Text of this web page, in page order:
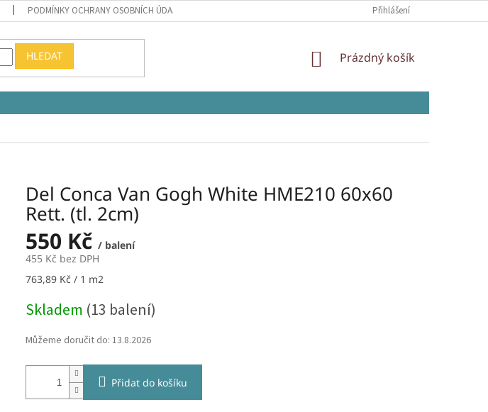
PODMÍNKY OCHRANY OSOBNÍCH ÚDAJŮ Přihlášení
HLEDAT
NÁKUPNÍ
Prázdný košík
Del Conca Van Gogh White HME210 60x60
Rett. (tl. 2cm)
550 Kč / balení
455 Kč bez DPH
Měrná
763,89 Kč / 1 m2
Skladem (13 balení)
Můžeme doručit do: 13.8.2026
Přidat do košíku